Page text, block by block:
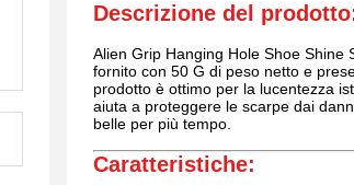
Descrizione del
Alien Grip Hanging Hole Shoe
fornito con 50 G di peso netto e
prodotto è ottimo per la lucentezza
aiuta a proteggere le scarpe dai
belle per più tempo.
Caratteristiche: